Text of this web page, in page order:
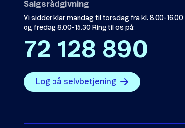
Salgsrådgivning
Vi sidder klar mandag til torsdag fra kl. 8.00-16.00
og fredag 8.00-15.30 Ring til os på:
72 128 890
Log på selvbetjening